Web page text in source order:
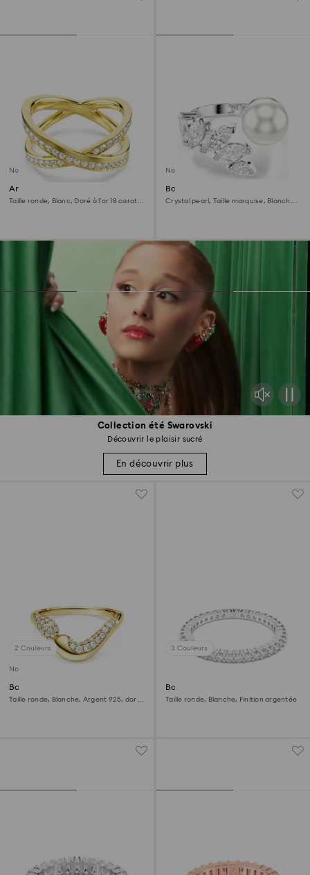
Collection été Swarovski
Découvrir le plaisir sucré
En découvrir plus
Nouveau
Anneau Delta
Taille ronde, Blanc, Doré à l’or 18 carats
Nouveau
Bague ouverte Mesmera
Crystal pearl, Taille marquise, Blanche,
2 Couleurs
Nouveau
Bague ouverte Swarovski
Classica
Taille ronde, Blanche, Argent 925, doré
3 Couleurs
Bague Matrix Vittore
Taille ronde, Blanche, Finition argentée